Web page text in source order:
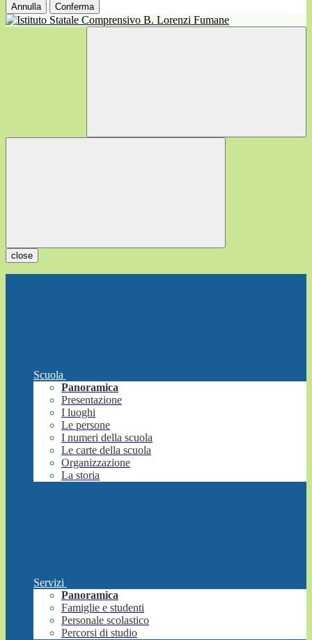
Annulla Conferma
close
Scuola
Panoramica
Presentazione
I luoghi
Le persone
I numeri della scuola
Le carte della scuola
Organizzazione
La storia
Servizi
Panoramica
Famiglie e studenti
Personale scolastico
Percorsi di studio